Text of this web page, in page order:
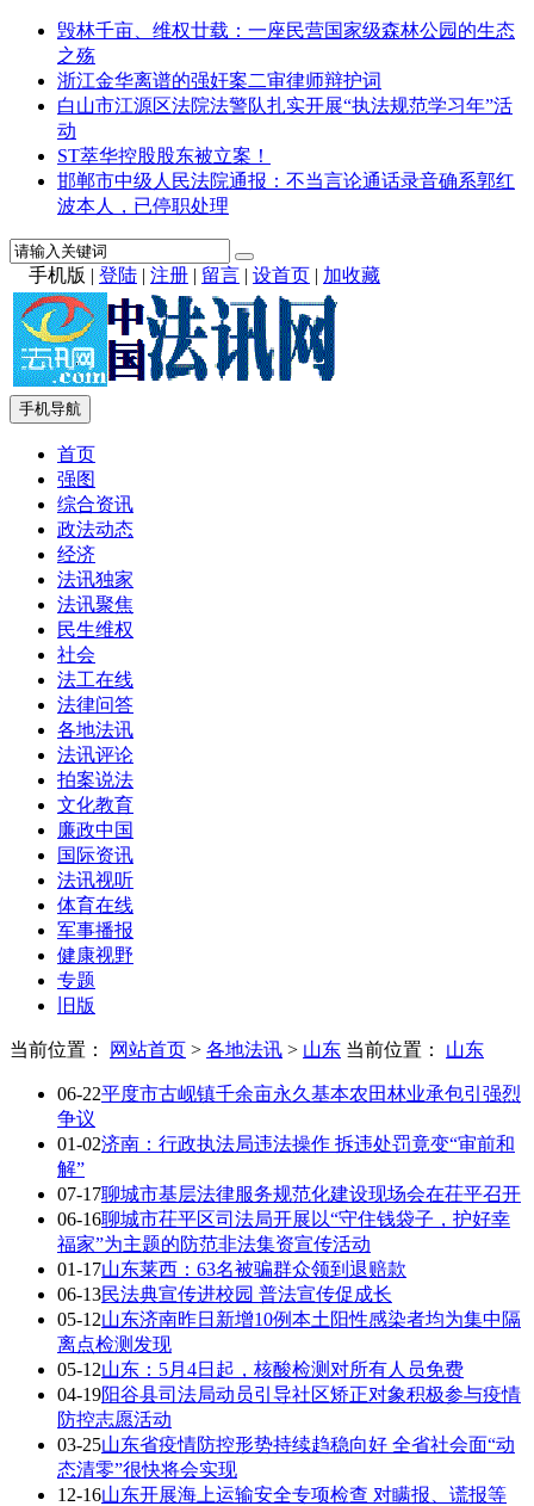
毁林千亩、维权廿载：一座民营国家级森林公园的生态
之殇
浙江金华离谱的强奸案二审律师辩护词
白山市江源区法院法警队扎实开展“执法规范学习年”活
动
ST萃华控股股东被立案！
邯郸市中级人民法院通报：不当言论通话录音确系郭红
波本人，已停职处理
手机版 | 登陆 | 注册 | 留言 | 设首页 | 加收藏
手机导航
首页
强图
综合资讯
政法动态
经济
法讯独家
法讯聚焦
民生维权
社会
法工在线
法律问答
各地法讯
法讯评论
拍案说法
文化教育
廉政中国
国际资讯
法讯视听
体育在线
军事播报
健康视野
专题
旧版
当前位置： 网站首页 > 各地法讯 > 山东 当前位置： 山东
06-22平度市古岘镇千余亩永久基本农田林业承包引强烈
争议
01-02济南：行政执法局违法操作 拆违处罚竟变“审前和
解”
07-17聊城市基层法律服务规范化建设现场会在茌平召开
06-16聊城市茌平区司法局开展以“守住钱袋子，护好幸
福家”为主题的防范非法集资宣传活动
01-17山东莱西：63名被骗群众领到退赔款
06-13民法典宣传进校园 普法宣传促成长
05-12山东济南昨日新增10例本土阳性感染者均为集中隔
离点检测发现
05-12山东：5月4日起，核酸检测对所有人员免费
04-19阳谷县司法局动员引导社区矫正对象积极参与疫情
防控志愿活动
03-25山东省疫情防控形势持续趋稳向好 全省社会面“动
态清零”很快将会实现
12-16山东开展海上运输安全专项检查 对瞒报、谎报等